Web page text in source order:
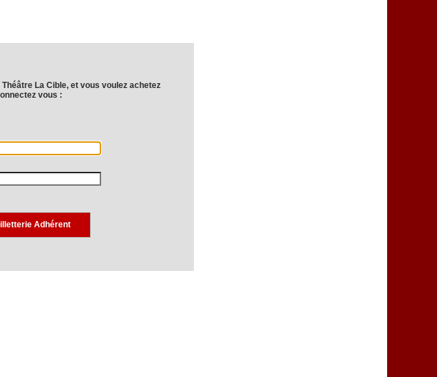
La Cible, et vous voulez achetez
vous :
Adhérent